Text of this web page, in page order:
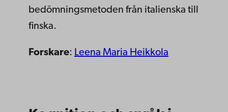
bedömningsmetoden från italienska till
finska.
Forskare: Leena Maria Heikkola